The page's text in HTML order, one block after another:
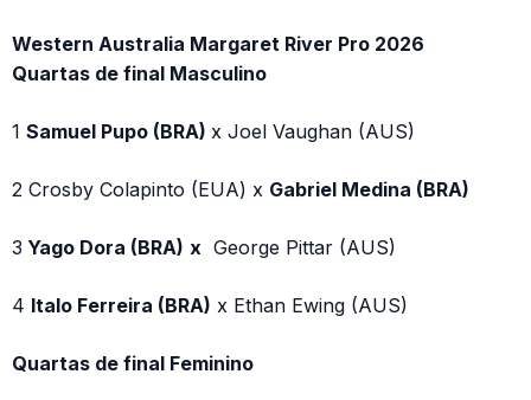
Western Australia Margaret River Pro 2026
Quartas de final Masculino
1 Samuel Pupo (BRA) x Joel Vaughan (AUS)
2 Crosby Colapinto (EUA) x Gabriel Medina (BRA)
3 Yago Dora (BRA) x George Pittar (AUS)
4 Italo Ferreira (BRA) x Ethan Ewing (AUS)
Quartas de final Feminino